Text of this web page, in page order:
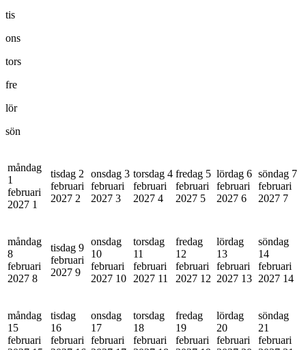
tis
ons
tors
fre
lör
sön
måndag
1
februari
2027 1
tisdag 2
februari
2027 2
onsdag 3
februari
2027 3
torsdag 4
februari
2027 4
fredag 5
februari
2027 5
lördag 6
februari
2027 6
söndag 7
februari
2027 7
måndag
8
februari
2027 8
tisdag 9
februari
2027 9
onsdag
10
februari
2027 10
torsdag
11
februari
2027 11
fredag
12
februari
2027 12
lördag
13
februari
2027 13
söndag
14
februari
2027 14
måndag
15
februari
tisdag
16
februari
onsdag
17
februari
torsdag
18
februari
fredag
19
februari
lördag
20
februari
söndag
21
februari